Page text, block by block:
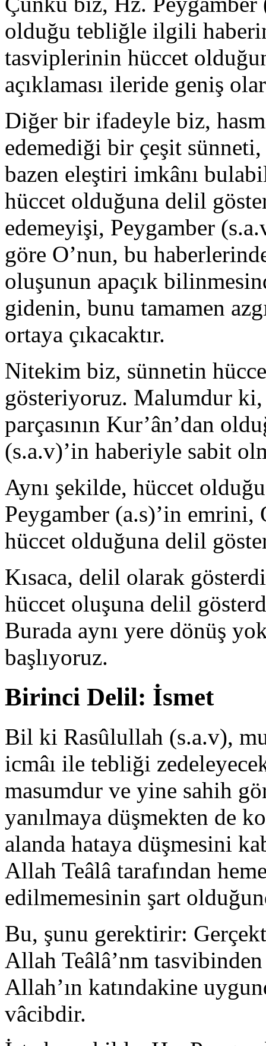
olduğu tebliğle ilgili
tasviplerinin hüccet
açıklaması ileride geniş
Diğer bir ifadeyle biz,
edeme­diği bir çeşit
bazen eleştiri imkânı
hüccet olduğuna delil
edemeyişi, Peygamber
göre O’nun, bu
oluşunun apaçık
gidenin, bunu tamamen
or­taya çıkacaktır.
Nitekim biz, sünnetin
gösteri­yoruz. Malumdur
parçasının Kur’ân’dan
(s.a.v)’in haberiyle sabit
Aynı şekilde, hüccet
Peygamber (a.s)’in
hüccet olduğuna delil
Kısaca, delil olarak
hüccet oluşuna delil
Burada aynı ye­re dönüş
başlıyoruz.
Birinci Delil: İsmet
Bil ki Rasûlullah (s.a.v),
icmâı ile tebliği
masumdur ve yine sahih
yanılmaya düşmekten de
alanda hataya düşmesini
Allah Teâlâ tarafından
edilmemesinin şart
Bu, şunu gerektirir:
Allah Teâlâ’nm
Allah’ın katındakine
vâcibdir.